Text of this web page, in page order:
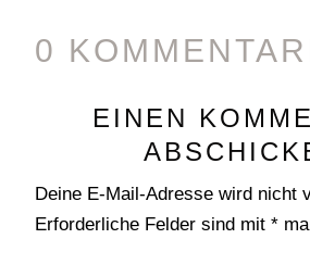
0
EINEN
Deine E-Mail-Adresse wird nicht
Erforderliche Felder sind mit*